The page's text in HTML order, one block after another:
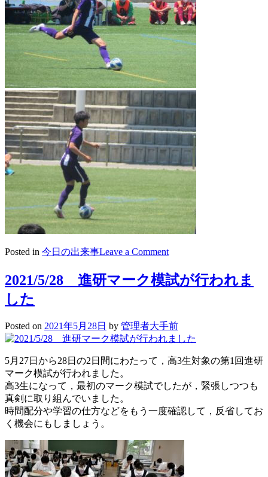
Posted in 今日の出来事Leave a Commenton
香
川
校
総
サ
カ
部
2021/5/28 進研マーク模試が行われま
した
Posted on 2021年5月28日 by 管理者大手前
5月27日から28日の2日間にわたって，高3生対象の第1回進研
マーク模試が行われました。
高3生になって，最初のマーク模試でしたが，緊張しつつも
真剣に取り組んでいました。
時間配分や学習の仕方などをもう一度確認して，反省してお
く機会にもしましょう。